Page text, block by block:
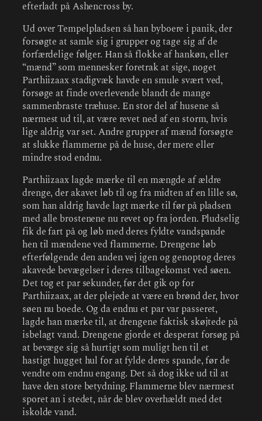
efterladt på Ashencross by.
Ud over Tempelpladsen så han byboere i panik, der
forsøgte at samle sig i grupper og tage sig af de
forfærdelige følger. Han så flokke af hankøn, eller
“mænd” som mennesker foretrak at sige, noget
Parthiizaax stadigvæk havde en smule svært ved,
forsøge at finde overlevende blandt de mange
sammenbraste træhuse. En stor del af husene så
nærmest ud til, at være revet ned af en storm, hvis
lige aldrig var set. Andre grupper af mænd forsøgte
at slukke flammerne på de huse, der mere eller
mindre stod endnu.
Parthiizaax lagde mærke til en mængde af ældre
drenge, der akavet løb til og fra midten af en lille sø,
som han aldrig havde lagt mærke til før på pladsen
med alle brostenene nu revet op fra jorden. Pludselig
fik de fart på og løb med deres fyldte vandspande
hen til mændene ved flammerne. Drengene løb
efterfølgende den anden vej igen og genoptog deres
akavede bevægelser i deres tilbagekomst ved søen.
Det tog et par sekunder, før det gik op for
Parthiizaax, at der plejede at være en brønd der, hvor
søen nu boede. Og da endnu et par var passeret,
lagde han mærke til, at drengene faktisk skøjtede på
isbelagt vand. Drengene gjorde et desperat forsøg på
at bevæge sig så hurtigt som muligt hen til et
hastigt hugget hul for at fylde deres spande, før de
vendte om endnu engang. Det så dog ikke ud til at
have den store betydning. Flammerne blev nærmest
sporet an i stedet, når de blev overhældt med det
iskolde vand.